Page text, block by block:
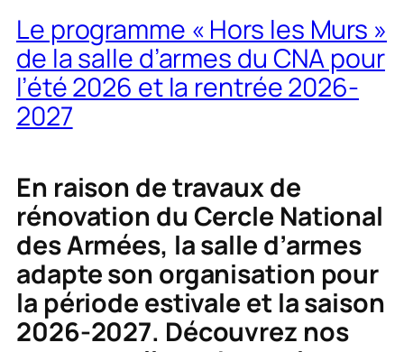
Le programme « Hors les Murs »
de la salle d’armes du CNA pour
l’été 2026 et la rentrée 2026-
2027
En raison de travaux de
rénovation du Cercle National
des Armées, la salle d’armes
adapte son organisation pour
la période estivale et la saison
2026-2027. Découvrez nos